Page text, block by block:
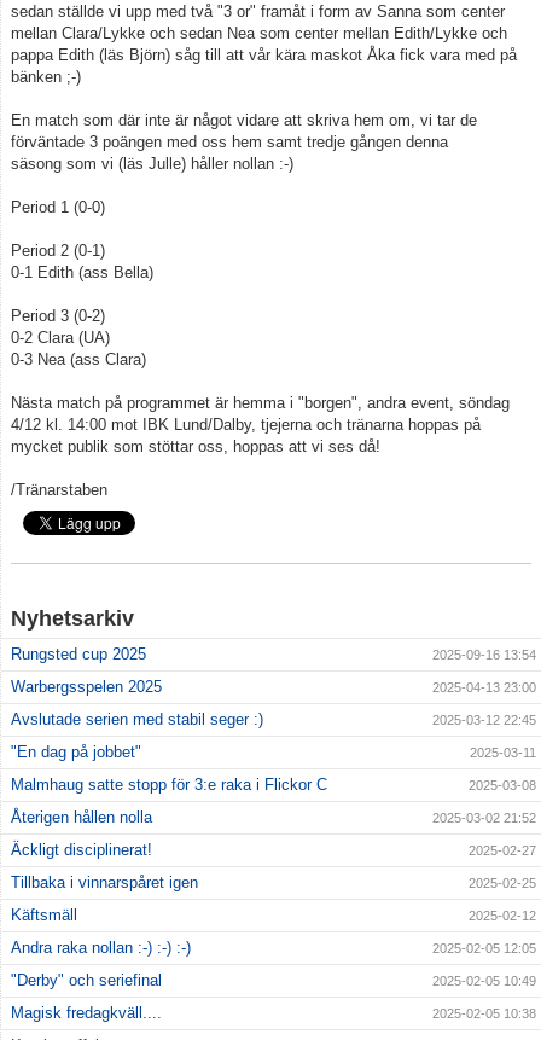
Truppen
Kontakt
Åkarp Cup 2023
Åkarp Cup 2024
sedan ställde vi upp med två "3 or" framåt i form av Sanna som center
mellan Clara/Lykke och sedan Nea som center mellan Edith/Lykke och
pappa Edith (läs Björn) såg till att vår kära maskot Åka fick vara med på
bänken ;-)
En match som där inte är något vidare att skriva hem om, vi tar de
förväntade 3 poängen med oss hem samt tredje gången denna
säsong som vi (läs Julle) håller nollan :-)
Period 1 (0-0)
Period 2 (0-1)
0-1 Edith (ass Bella)
Period 3 (0-2)
0-2 Clara (UA)
0-3 Nea (ass Clara)
Nästa match på programmet är hemma i "borgen", andra event, söndag
4/12 kl. 14:00 mot IBK Lund/Dalby, tjejerna och tränarna hoppas på
mycket publik som stöttar oss, hoppas att vi ses då!
/Tränarstaben
Nyhetsarkiv
Rungsted cup 2025 2025-09-16 13:54
Warbergsspelen 2025 2025-04-13 23:00
Avslutade serien med stabil seger :) 2025-03-12 22:45
"En dag på jobbet" 2025-03-11
Malmhaug satte stopp för 3:e raka i Flickor C 2025-03-08
Återigen hållen nolla 2025-03-02 21:52
Äckligt disciplinerat! 2025-02-27
Tillbaka i vinnarspåret igen 2025-02-25
Käftsmäll 2025-02-12
Andra raka nollan :-) :-) :-) 2025-02-05 12:05
"Derby" och seriefinal 2025-02-05 10:49
Magisk fredagkväll.... 2025-02-05 10:38